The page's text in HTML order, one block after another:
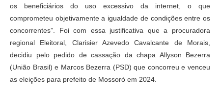
os beneficiários do uso excessivo da internet, o que
comprometeu objetivamente a igualdade de condições entre os
concorrentes”. Foi com essa justificativa que a procuradora
regional Eleitoral, Clarisier Azevedo Cavalcante de Morais,
decidiu pelo pedido de cassação da chapa Allyson Bezerra
(União Brasil) e Marcos Bezerra (PSD) que concorreu e venceu
as eleições para prefeito de Mossoró em 2024.